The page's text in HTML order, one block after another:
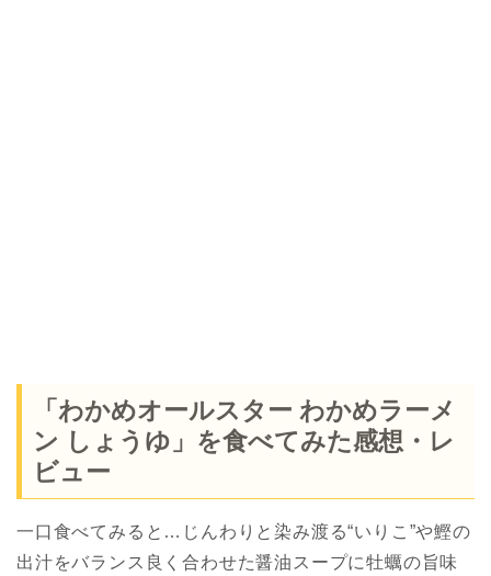
「わかめオールスター わかめラーメ
ン しょうゆ」を食べてみた感想・レ
ビュー
一口食べてみると…じんわりと染み渡る“いりこ”や鰹の
出汁をバランス良く合わせた醤油スープに牡蠣の旨味